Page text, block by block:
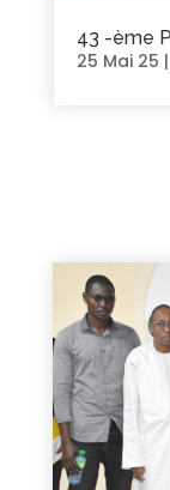
43 -ème
25 Mai 25 |